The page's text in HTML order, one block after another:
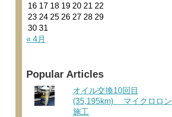
16 17 18 19 20 21 22
23 24 25 26 27 28 29
30 31
« 4月
Popular Articles
オイル交換10回目
(35,195km) マイクロロン
施工